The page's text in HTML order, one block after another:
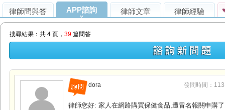
律師問與答 APP諮詢 律師文章 律師經驗
搜尋結果：共 4 頁，39 篇問答
dora 發問時間：
律師您好: 家人在網路購買保健食品,遭冒名報關申購